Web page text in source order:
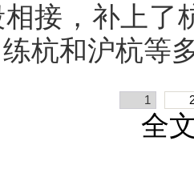
接，补上了
杭和沪杭等
1
全